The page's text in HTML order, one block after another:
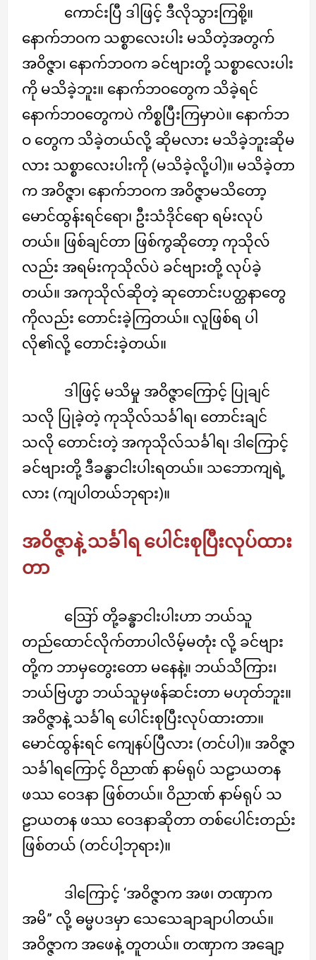
ကောင်းပြီ ဒါဖြင့် ဒီလိုသွားကြစို့။
နောက်ဘဝက သစ္စာလေးပါး မသိတဲ့အတွက်
အဝိဇ္ဇာ၊ နောက်ဘဝက ခင်ဗျားတို့ သစ္စာလေးပါး
ကို မသိခဲ့ဘူး။ နောက်ဘဝတွေက သိခဲ့ရင်
နောက်ဘဝတွေကပဲ ကိစ္စပြီးကြမှာပဲ။ နောက်ဘ
ဝ တွေက သိခဲ့တယ်လို့ ဆိုမလား မသိခဲ့ဘူးဆိုမ
လား သစ္စာလေးပါးကို (မသိခဲ့လို့ပါ)။ မသိခဲ့တာ
က အဝိဇ္ဇာ၊ နောက်ဘဝက အဝိဇ္ဇာမသိတော့
မောင်ထွန်းရင်ရော၊ ဦးသံဒိုင်ရော ရမ်းလုပ်
တယ်။ ဖြစ်ချင်တာ ဖြစ်ကွဆိုတော့ ကုသိုလ်
လည်း အရမ်းကုသိုလ်ပဲ ခင်ဗျားတို့ လုပ်ခဲ့
တယ်။ အကုသိုလ်ဆိုတဲ့ ဆုတောင်းပတ္ထနာတွေ
ကိုလည်း တောင်းခဲ့ကြတယ်။ လူဖြစ်ရ ပါ
လို၏လို့ တောင်းခဲ့တယ်။
ဒါဖြင့် မသိမှု အဝိဇ္ဇာကြောင့် ပြုချင်
သလို ပြုခဲ့တဲ့ ကုသိုလ်သင်္ခါရ၊ တောင်းချင်
သလို တောင်းတဲ့ အကုသိုလ်သင်္ခါရ၊ ဒါကြောင့်
ခင်ဗျားတို့ ဒီခန္ဓာငါးပါးရတယ်။ သဘောကျရဲ့
လား (ကျပါတယ်ဘုရား)။
အဝိဇ္ဇာနဲ့ သင်္ခါရ ပေါင်းစုပြီးလုပ်ထား
တာ
ဪ တို့ခန္ဓာငါးပါးဟာ ဘယ်သူ
တည်ထောင်လိုက်တာပါလိမ့်မတုံး လို့ ခင်ဗျား
တို့က ဘာမှတွေးတော မနေနဲ့။ ဘယ်သိကြား၊
ဘယ်ဗြဟ္မာ ဘယ်သူမှဖန်ဆင်းတာ မဟုတ်ဘူး။
အဝိဇ္ဇာနဲ့ သင်္ခါရ ပေါင်းစုပြီးလုပ်ထားတာ။
မောင်ထွန်းရင် ကျေနပ်ပြီလား (တင်ပါ)။ အဝိဇ္ဇာ
သင်္ခါရကြောင့် ဝိညာဏ် နာမ်ရုပ် သဠာယတန
ဖဿ ဝေဒနာ ဖြစ်တယ်။ ဝိညာဏ် နာမ်ရုပ် သ
ဠာယတန ဖဿ ဝေဒနာဆိုတာ တစ်ပေါင်းတည်း
ဖြစ်တယ် (တင်ပါ့ဘုရား)။
ဒါကြောင့် ‘အဝိဇ္ဇာက အဖ၊ တဏှာက
အမိ” လို့ ဓမ္မပဒမှာ သေသေချာချာပါတယ်။
အဝိဇ္ဇာက အဖေနဲ့ တူတယ်။ တဏှာက အချော့